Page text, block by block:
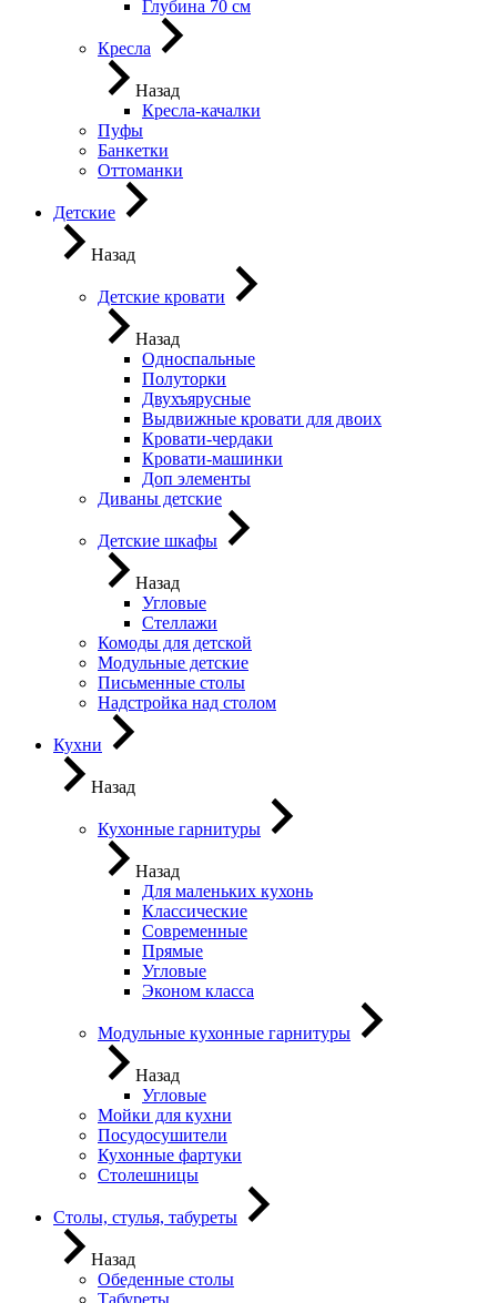
Глубина 70 см
Кресла
Назад
Кресла-качалки
Пуфы
Банкетки
Оттоманки
Детские
Назад
Детские кровати
Назад
Односпальные
Полуторки
Двухъярусные
Выдвижные кровати для двоих
Кровати-чердаки
Кровати-машинки
Доп элементы
Диваны детские
Детские шкафы
Назад
Угловые
Стеллажи
Комоды для детской
Модульные детские
Письменные столы
Надстройка над столом
Кухни
Назад
Кухонные гарнитуры
Назад
Для маленьких кухонь
Классические
Современные
Прямые
Угловые
Эконом класса
Модульные кухонные гарнитуры
Назад
Угловые
Мойки для кухни
Посудосушители
Кухонные фартуки
Столешницы
Столы, стулья, табуреты
Назад
Обеденные столы
Табуреты